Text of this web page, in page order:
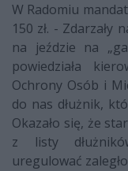
W Radomiu
150 zł. - Zdarzały
na jeździe na
powiedziała
Ochrony Osób i
do nas dłużnik,
Okazało się, że
z listy
uregulować